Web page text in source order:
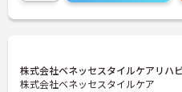
株式会社ベネッセスタイルケアリハ
株式会社ベネッセスタイルケア